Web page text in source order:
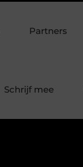
Partners
Schrijf mee